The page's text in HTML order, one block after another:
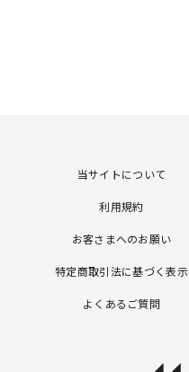
当サイトについて
利用規約
お客さまへのお願い
特定商取引法に基づく表示
よくあるご質問